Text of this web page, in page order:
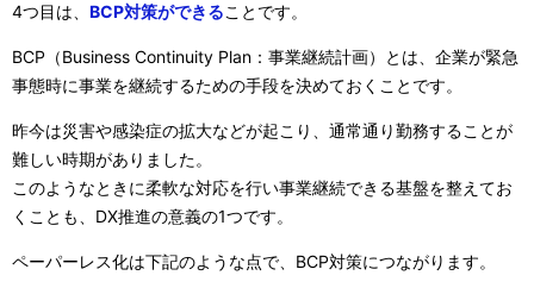
4つ目は、 BCP対策ができることです。
BCP（Business Continuity Plan：事業継続計画）とは、企業が緊急
事態時に事業を継続するための手段を決めておくことです。
昨今は災害や感染症の拡大などが起こり、通常通り勤務することが
難しい時期がありました。
このようなときに柔軟な対応を行い事業継続できる基盤を整えてお
くことも、DX推進の意義の1つです。
ペーパーレス化は下記のような点で、BCP対策につながります。